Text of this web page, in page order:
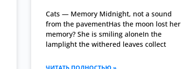
Cats — Memory Midnight, not a sound
from the pavementHas the moon lost her
memory? She is smiling aloneIn the
lamplight the withered leaves collect